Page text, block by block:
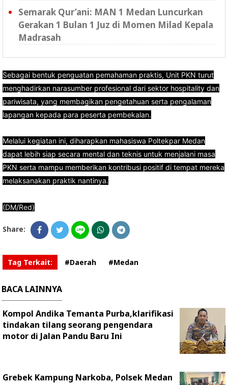
Semarak Qur’ani: MAN 1 Medan Luncurkan
Gerakan 1 Bulan 1 Juz di Momen Milad Kepala
Madrasah
Sebagai bentuk penguatan pemahaman praktis, Unit PKN turut
menghadirkan narasumber profesional dari sektor hospitality dan
pariwisata, yang membagikan pengetahuan serta pengalaman
lapangan kepada para peserta pembekalan.
Melalui kegiatan ini, diharapkan mahasiswa Poltekpar Medan
dapat lebih siap secara mental dan teknis untuk menjalani masa
PKN serta mampu memberikan kontribusi positif di tempat mereka
melaksanakan praktik nantinya.
(DM/Red)
Share:
Tag Terkait: #Daerah #Medan
BACA LAINNYA
Kompol Andika Temanta Purba,klarifikasi
tindakan tilang seorang pengendara
motor di Jalan Pandu Baru Ini
Grebek Kampung Narkoba, Polsek Medan